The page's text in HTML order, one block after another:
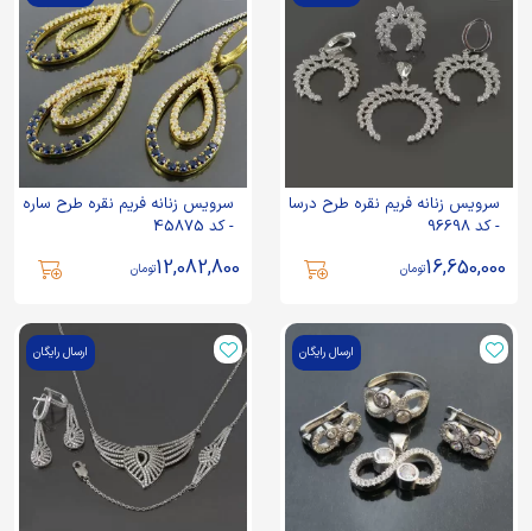
سرویس زنانه فریم نقره طرح درسا
- کد 96698
16,650,000تومان
سرویس زنانه فریم نقره طرح ساره
- کد 45875
12,082,800تومان
ارسال رایگان ارسال رایگان